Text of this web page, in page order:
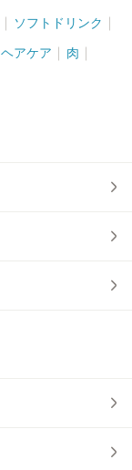
ソフトドリンク
ヘアケア 肉